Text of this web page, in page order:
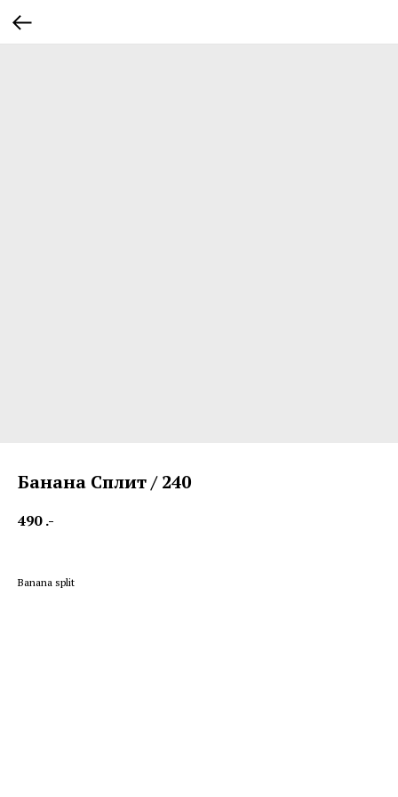
Банана Сплит / 240
490 .-
Banana split